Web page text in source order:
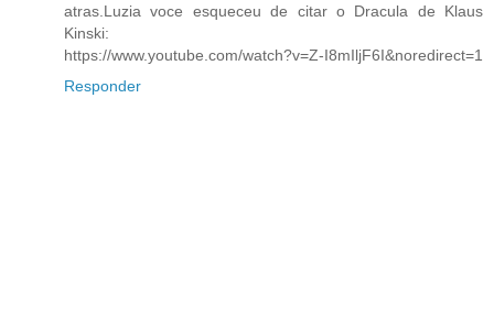
atras.Luzia voce esqueceu de citar o Dracula de Klaus
Kinski:
https://www.youtube.com/watch?v=Z-I8mIljF6I&noredirect=1
Responder